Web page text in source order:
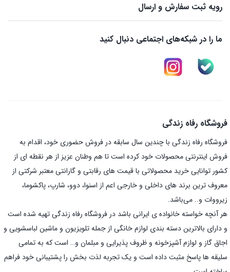
رویه ثبت سفارش و ارسال
ما را در شبکه‌های اجتماعی دنبال کنید
فروشگاه رفاه زندگی
فروشگاه رفاه زندگی با چندین سال سابقه در فروش حضوری خود، اقدام به
فروش اینترنتی محصولات خود کرده است تا هم وطنان عزیز از هر نقطه ای از
کشور توانایی خرید محصولاتی با قیمت های رقابتی و گارانتی معتبر شرکتی از
معروف ترین برند های داخلی و خارجی اعم از اسنوا، دوو، شارپ، پاکشوما،
زیرووات و.. می‌باشد.
هر آنچه خواسته خانواده ی ایرانی باشد در فروشگاه رفاه زندگی تهیه شده است
و دارای بالاترین دسته بندی لوازم خانگی از جمله تلویزیون و ماشین لباسشویی و
اجاق گاز و لوازم آشپزخونه و ظروف پذیرایی و مبلمان و… است که به تمامی
سلیقه ها پاسخ مثبت داده است و یک تجربه لذت بخش را پشتیبانی خود فراهم